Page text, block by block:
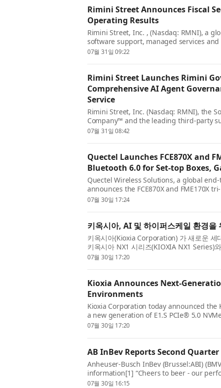
Rimini Street Announces Fiscal
Operating Results
Rimini Street, Inc. , (Nasdaq: RMNI), a
software support, managed services
leading third-party support provider for
07월 31일 09:22
Rimini Street Launches Rimini
Comprehensive AI Agent
Service
Rimini Street, Inc. (Nasdaq: RMNI), the
Company™ and the leading third-party
software, today announced the
07월 31일 08:42
Quectel Launches FCE870X and
Bluetooth 6.0 for Set-top Boxes,
Quectel Wireless Solutions, a global
announces the FCE870X and FME170X
Synaptics SYN4384 chipset and
07월 30일 17:24
키옥시아, AI 및 하이퍼스케일 환경을
키옥시아(Kioxia Corporation) 가 새로운
키옥시아 NX1 시리즈(KIOXIA NX1 Series)
Liquid Cooling)을 지원하는 SSD를 발표했...
07월 30일 17:20
Kioxia Announces Next-
Environments
Kioxia Corporation today announced the
a new generation of E1.S PCIe® 5.0
with direct liquid cooling support. Th...
07월 30일 17:20
AB InBev Reports Second Quarter
Anheuser-Busch InBev (Brussel:ABI)
information[1] “Cheers to beer - our
the beer category and the consistent
07월 30일 16:15